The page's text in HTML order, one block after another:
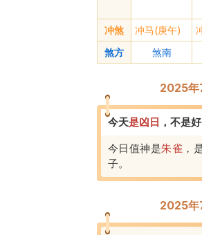
冲煞 冲马(庚午)
煞方
煞南
2025年
今天是凶 日 ， 不是
今日值神是朱雀 ，
子。
2025年